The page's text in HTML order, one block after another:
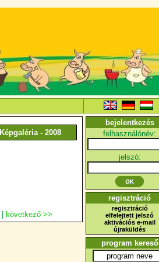
Képgaléria - 2008
következő >>
bejelentkezés
felhasználónév:
jelszó:
regisztráció
regisztráció
elfelejtett jelszó
aktivációs e-mail
újraküldés
program kereső